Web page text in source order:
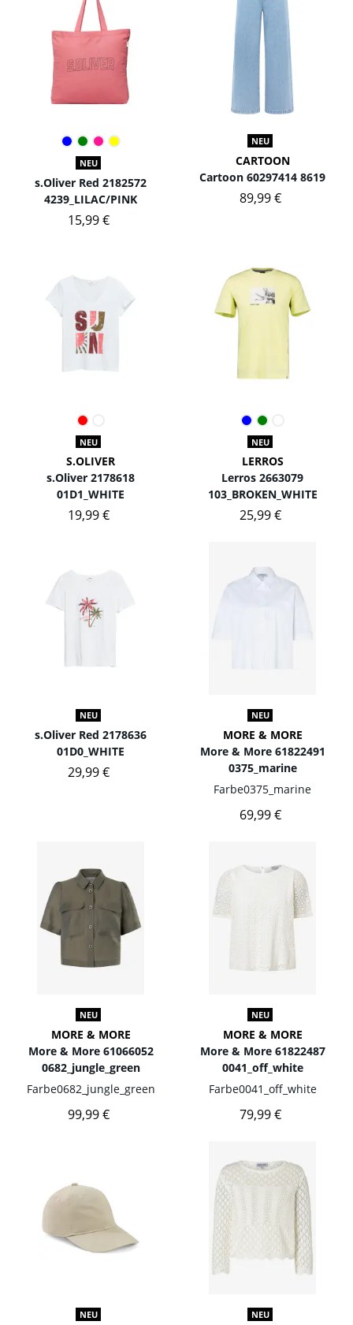
NEU
s.Oliver Red 2182572
4239_LILAC/PINK
15,99 €
NEU
CARTOON
Cartoon 60297414 8619
89,99 €
NEU
S.OLIVER
s.Oliver 2178618
01D1_WHITE
19,99 €
NEU
LERROS
Lerros 2663079
103_BROKEN_WHITE
25,99 €
NEU
s.Oliver Red 2178636
01D0_WHITE
29,99 €
NEU
MORE & MORE
More & More 61822491
0375_marine
Farbe0375_marine
69,99 €
NEU
MORE & MORE
More & More 61066052
0682_jungle_green
Farbe0682_jungle_green
99,99 €
NEU
MORE & MORE
More & More 61822487
0041_off_white
Farbe0041_off_white
79,99 €
NEU NEU